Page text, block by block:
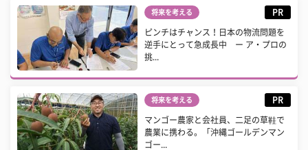
将来を考える PR
ピンチはチャンス！日本の物流問題を
逆手にとって急成長中 ー ア・プロの
挑...
将来を考える PR
マンゴー農家と会社員、二足の草鞋で
農業に携わる。「沖縄ゴールデンマン
ゴー...